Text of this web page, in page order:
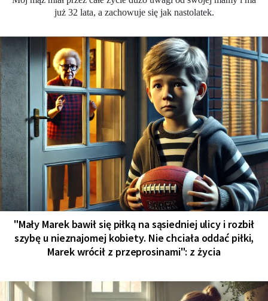
już 32 lata, a zachowuje się jak nastolatek.
"Mały Marek bawił się piłką na sąsiedniej ulicy i rozbił
szybę u nieznajomej kobiety. Nie chciała oddać piłki,
Marek wrócił z przeprosinami": z życia